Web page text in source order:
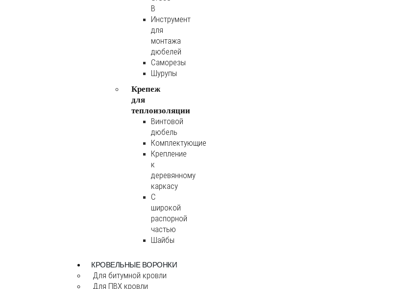
B
Инструмент
для
монтажа
дюбелей
Саморезы
Шурупы
Крепеж
для
теплоизоляции
Винтовой
дюбель
Комплектующие
Крепление
к
деревянному
каркасу
С
широкой
распорной
частью
Шайбы
КРОВЕЛЬНЫЕ ВОРОНКИ
Для битумной кровли
Для ПВХ кровли